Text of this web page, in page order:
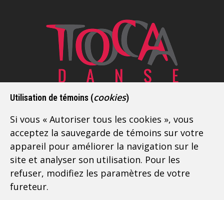
Depuis 2009, Toca Danse est l’école de danse
latine de référence sur la Rive-Sud de Montréal.
Située à Boucherville, à deux pas de Longueuil,
nous offrons descours de danse pour adultes
débutants, intermédiaires et avancés. Vous
pouvez vous inscrire avec ou sans partenaire.
Utilisation de témoins (cookies)
Si vous « Autoriser tous les cookies », vous
acceptez la sauvegarde de témoins sur votre
appareil pour améliorer la navigation sur le
site et analyser son utilisation. Pour les
refuser, modifiez les paramètres de votre
fureteur.